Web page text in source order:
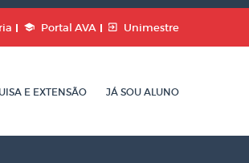
Portal AVA Unimestre
E EXTENSÃO JÁ SOU ALUNO